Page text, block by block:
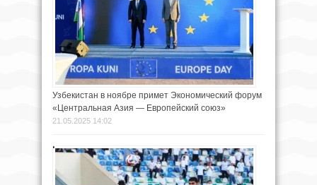
Узбекистан в ноябре примет Экономический форум
«Центральная Азия — Европейский союз»
21.05.2025 14:02